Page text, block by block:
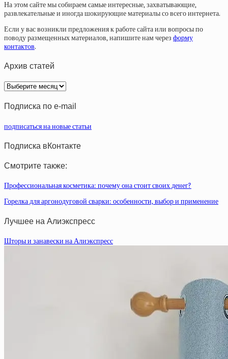
На этом сайте мы собираем самые интересные, захватывающие,
развлекательные и иногда шокирующие материалы со всего интернета.
Если у вас возникли предложения к работе сайта или вопросы по
поводу размещенных материалов, напишите нам через форму
контактов.
Архив статей
Архив
статей
Подписка по e-mail
подписаться на новые статьи
Подписка вКонтакте
Смотрите также:
Профессиональная косметика: почему она стоит своих денег?
Горелка для аргонодуговой сварки: особенности, выбор и применение
Лучшее на Алиэкспресс
Шторы и занавески на Алиэкспресс